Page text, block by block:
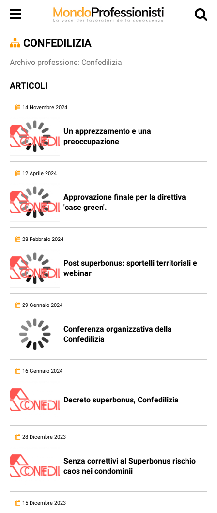
CONFEDILIZIA
Archivo professione: Confedilizia
ARTICOLI
14 Novembre 2024
Un apprezzamento e una
preoccupazione
12 Aprile 2024
Approvazione finale per la direttiva
'case green'.
28 Febbraio 2024
Post superbonus: sportelli territoriali e
webinar
29 Gennaio 2024
Conferenza organizzativa della
Confedilizia
16 Gennaio 2024
Decreto superbonus, Confedilizia
28 Dicembre 2023
Senza correttivi al Superbonus rischio
caos nei condominii
15 Dicembre 2023